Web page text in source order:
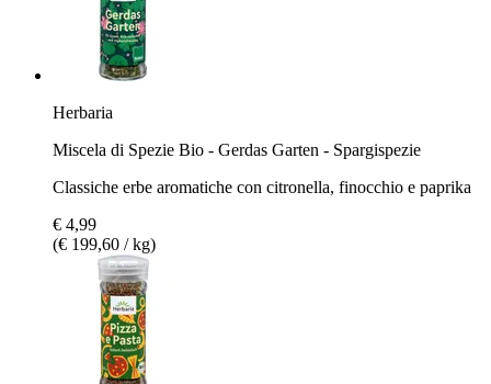
Herbaria
Miscela di Spezie Bio - Gerdas Garten - Spargispezie
Classiche erbe aromatiche con citronella, finocchio e paprika
€ 4,99
(€ 199,60 / kg)